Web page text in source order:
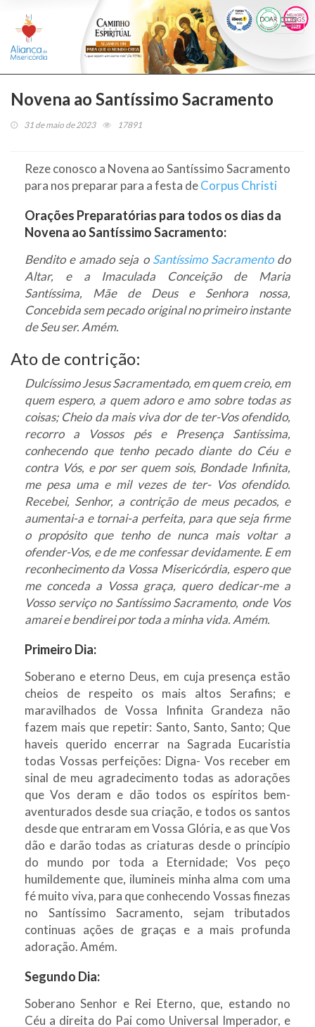
Novena ao Santíssimo Sacramento
31 de maio de 2023 17891
Reze conosco a Novena ao Santíssimo Sacramento
para nos preparar para a festa deCorpus Christi
Orações Preparatórias para todos os dias da
Novena ao Santíssimo Sacramento:
Bendito e amado seja o Santíssimo Sacramentodo
Altar, e a Imaculada Conceição de Maria
Santíssima, Mãe de Deus e Senhora nossa,
Concebida sem pecado original no primeiro instante
de Seu ser. Amém.
Ato de contrição:
Dulcíssimo Jesus Sacramentado, em quem creio, em
quem espero, a quem adoro e amo sobre todas as
coisas; Cheio da mais viva dor de ter-Vos ofendido,
recorro a Vossos pés e Presença Santíssima,
conhecendo que tenho pecado diante do Céu e
contra Vós, e por ser quem sois, Bondade Infinita,
me pesa uma e mil vezes de ter- Vos ofendido.
Recebei, Senhor, a contrição de meus pecados, e
aumentai-a e tornai-a perfeita, para que seja firme
o propósito que tenho de nunca mais voltar a
ofender-Vos, e de me confessar devidamente. E em
reconhecimento da Vossa Misericórdia, espero que
me conceda a Vossa graça, quero dedicar-me a
Vosso serviço no Santíssimo Sacramento, onde Vos
amarei e bendirei por toda a minha vida. Amém.
Primeiro Dia:
Soberano e eterno Deus, em cuja presença estão
cheios de respeito os mais altos Serafins; e
maravilhados de Vossa Infinita Grandeza não
fazem mais que repetir: Santo, Santo, Santo; Que
haveis querido encerrar na Sagrada Eucaristia
todas Vossas perfeições: Digna- Vos receber em
sinal de meu agradecimento todas as adorações
que Vos deram e dão todos os espíritos bem-
aventurados desde sua criação, e todos os santos
desde que entraram em Vossa Glória, e as que Vos
dão e darão todas as criaturas desde o princípio
do mundo por toda a Eternidade; Vos peço
humildemente que, ilumineis minha alma com uma
fé muito viva, para que conhecendo Vossas finezas
no Santíssimo Sacramento, sejam tributados
continuas ações de graças e a mais profunda
adoração. Amém.
Segundo Dia:
Soberano Senhor e Rei Eterno, que, estando no
Céu a direita do Pai como Universal Imperador, e